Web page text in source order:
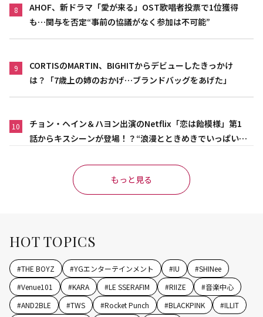
8
AHOF、新ドラマ「愛が来る」OST歌唱者投票で1位獲得
も…関与を否定“事前の協議がなく参加は不可能”
9
CORTISのMARTIN、BIGHITからデビューしたきっかけ
は？「7歳上の姉のおかげ…ブランドバッグをあげた」
10
チョン・ヘイン＆ハヨン出演のNetflix「恋は飴模様」第1
話からキスシーンが登場！？“浪漫とときめきでいっぱいの
もっと見る
HOT TOPICS
#THE BOYZ #YGエンターテインメント #IU #SHINee
#Venue101 #KARA #LE SSERAFIM #RIIZE #音楽中心
#AND2BLE #TWS #Rocket Punch #BLACKPINK #ILLIT